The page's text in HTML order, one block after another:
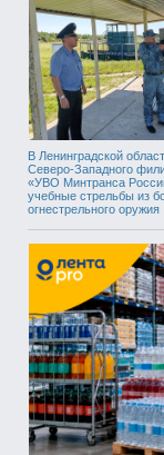
В Ленинградской
Северо-Западного
«УВО Минтранса
учебные стрельбы из
огнестрельного оружия